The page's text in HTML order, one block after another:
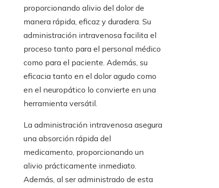
proporcionando alivio del dolor de
manera rápida, eficaz y duradera. Su
administración intravenosa facilita el
proceso tanto para el personal médico
como para el paciente. Además, su
eficacia tanto en el dolor agudo como
en el neuropático lo convierte en una
herramienta versátil.
La administración intravenosa asegura
una absorción rápida del
medicamento, proporcionando un
alivio prácticamente inmediato.
Además, al ser administrado de esta